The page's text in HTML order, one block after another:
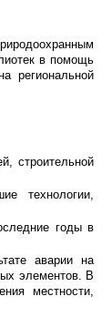
в помощь
региональной
строительной
технологии,
годы в
аварии на
элементов. В
местности,